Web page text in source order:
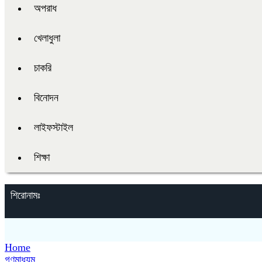
অপরাধ
খেলাধুলা
চাকরি
বিনোদন
লাইফস্টাইল
শিক্ষা
শিরোনামঃ
Home
গণমাধ্যম